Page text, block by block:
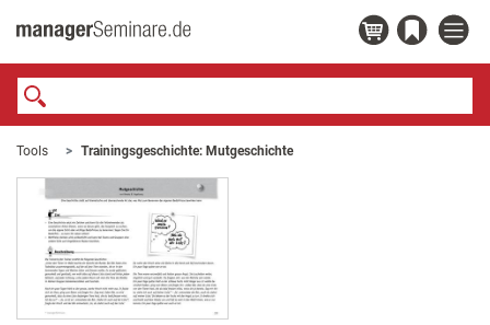
Tools Trainingsgeschichte: Mutgeschichte